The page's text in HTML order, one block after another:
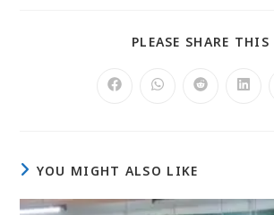
PLEASE SHARE THIS
Opens
Opens Opens
Opens
YOU MIGHT ALSO LIKE